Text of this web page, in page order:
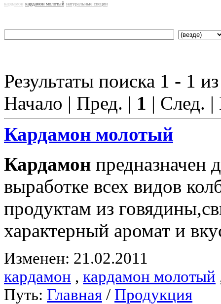
кардамон кардамон молотый натуральные специи
Результаты поиска 1 - 1
Начало | Пред. | 1 | След.
Кардамон молотый
Кардамон предназначен
выработке всех видов
продуктам из
характерный аромат и
Изменен: 21.02.2011
кардамон , кардамон молотый
Путь: Главная / Продукция